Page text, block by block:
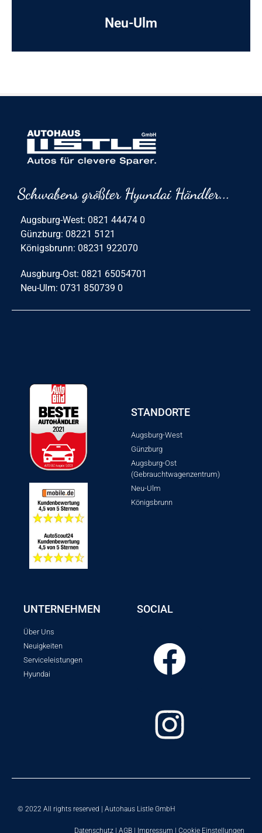
Neu-Ulm
Schwabens größter Hyundai Händler...
Augsburg-West: 0821 44474 0
Günzburg: 08221 5121
Königsbrunn: 08231 922070
Ausgburg-Ost: 0821 65054701
Neu-Ulm: 0731 850739 0
STANDORTE
Augsburg-West
Günzburg
Augsburg-Ost
(Gebrauchtwagenzentrum)
Neu-Ulm
Königsbrunn
UNTERNEHMEN
Über Uns
Neuigkeiten
Serviceleistungen
Hyundai
SOCIAL
© 2022 All rights reserved | Autohaus Listle GmbH
Datenschutz AGB Impressum Cookie Einstellungen